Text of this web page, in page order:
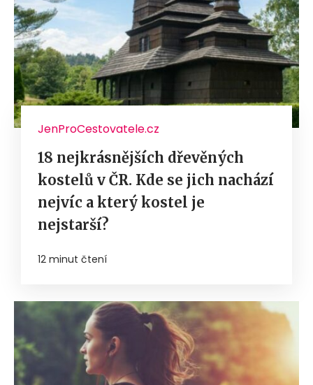
JenProCestovatele.cz
18 nejkrásnějších dřevěných
kostelů v ČR. Kde se jich nachází
nejvíc a který kostel je
nejstarší?
12 minut čtení